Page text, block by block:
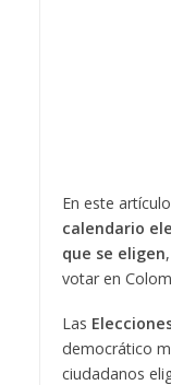
En este
calendario
que se eligen
votar en
Las
democrático
ciudadanos